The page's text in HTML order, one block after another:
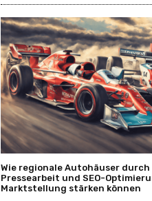
Wie regionale Autohäuser durch
Pressearbeit und SEO-
Marktstellung stärken können